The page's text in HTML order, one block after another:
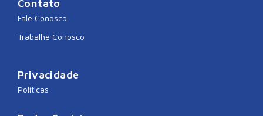
Contato
Fale Conosco
Trabalhe Conosco
Privacidade
Políticas